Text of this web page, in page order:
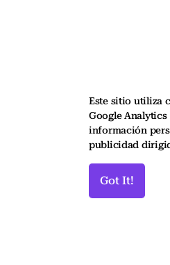
Este sitio utiliza
Google
información
publicidad
Got It!